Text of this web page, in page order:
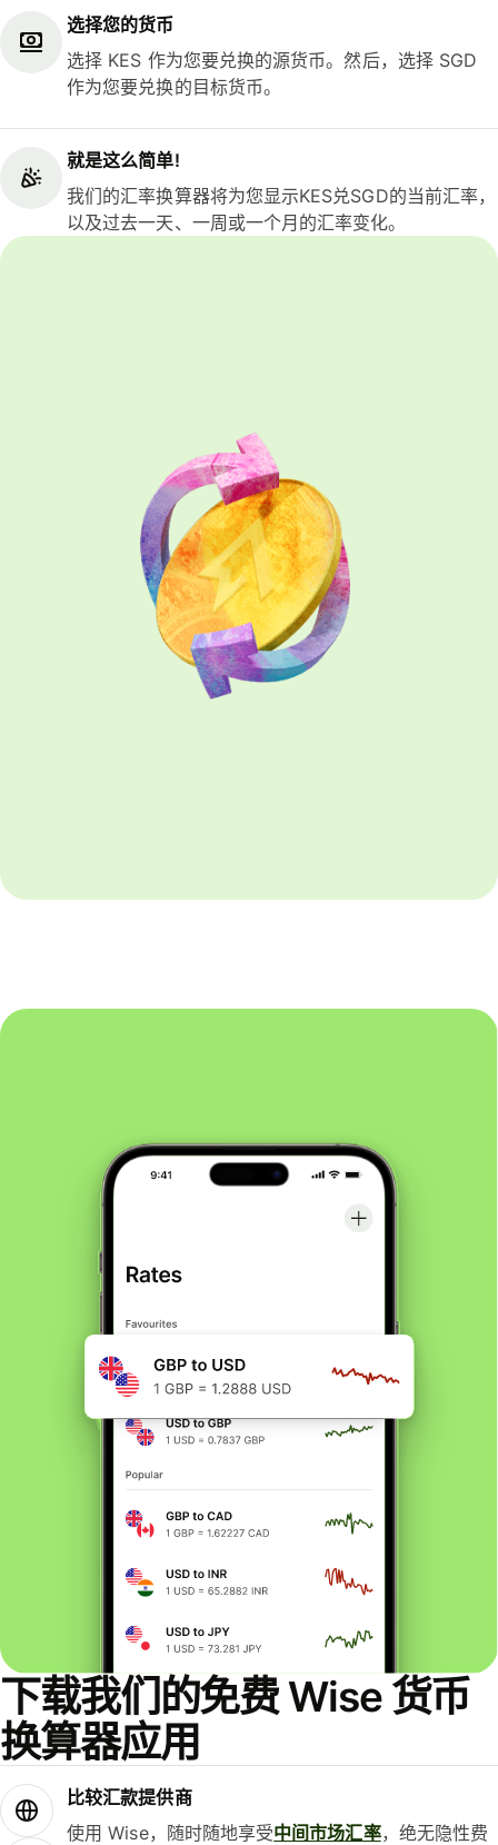
选择您的货币
选择 KES 作为您要兑换的源货币。然后，选择 SGD
作为您要兑换的目标货币。
就是这么简单!
我们的汇率换算器将为您显示KES兑SGD的当前汇率，
以及过去一天、一周或一个月的汇率变化。
下载我们的免费 Wise 货币
换算器应用
比较汇款提供商
使用 Wise，随时随地享受中间市场汇率，绝无隐性费